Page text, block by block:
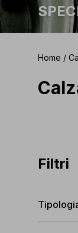
Home /
Filtri